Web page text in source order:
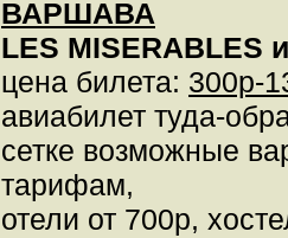
ВАРШАВА
LES MISERABLES
цена билета: 300р-
авиабилет туда-
сетке возможные
тарифам,
отели от 700р,